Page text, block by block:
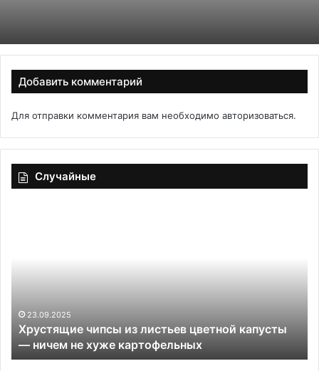
Добавить комментарий
Для отправки комментария вам необходимо авторизоваться.
Случайные
ничем
не
хуже
картофельных
23.09.2025
Хрустящие чипсы из листьев цветной капусты
— ничем не хуже картофельных